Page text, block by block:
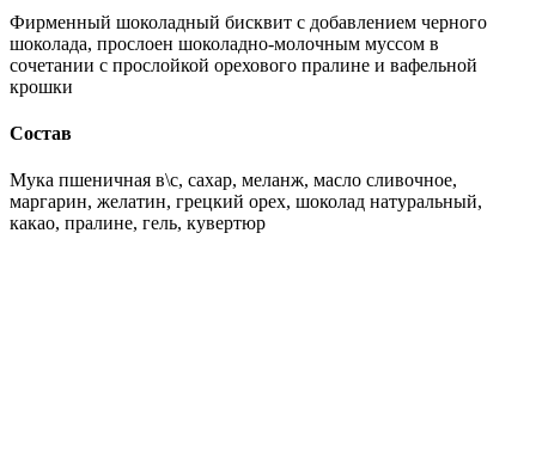
Фирменный шоколадный бисквит с добавлением черного
шоколада, прослоен шоколадно-молочным муссом в
сочетании с прослойкой орехового пралине и вафельной
крошки
Состав
Мука пшеничная в\с, сахар, меланж, масло сливочное,
маргарин, желатин, грецкий орех, шоколад натуральный,
какао, пралине, гель, кувертюр